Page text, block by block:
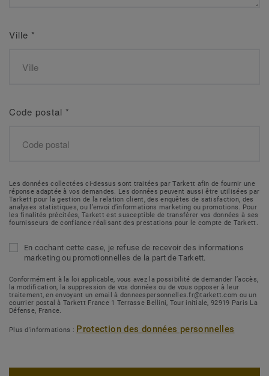
Ville *
Code postal *
Les données collectées ci-dessus sont traitées par Tarkett afin de fournir une
réponse adaptée à vos demandes. Les données peuvent aussi être utilisées par
Tarkett pour la gestion de la relation client, des enquêtes de satisfaction, des
analyses statistiques, ou l’envoi d’informations marketing ou promotions. Pour
les finalités précitées, Tarkett est susceptible de transférer vos données à ses
fournisseurs de confiance réalisant des prestations pour le compte de Tarkett.
En cochant cette case, je refuse de recevoir des informations
marketing ou promotionnelles de la part de Tarkett.
Conformément à la loi applicable, vous avez la possibilité de demander l’accès,
la modification, la suppression de vos données ou de vous opposer à leur
traitement, en envoyant un email à donneespersonnelles.fr@tarkett.com ou un
courrier postal à Tarkett France 1 Terrasse Bellini, Tour initiale, 92919 Paris La
Défense, France.
Plus d'informations : Protection des données personnelles